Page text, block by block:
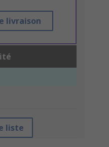
livraison
liste